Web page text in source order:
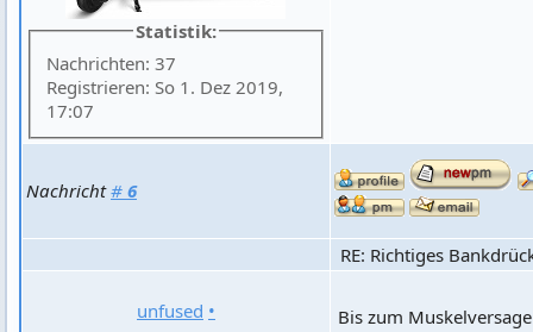
Statistik:
Nachrichten: 37
Registrieren: So 1. Dez 2019,
17:07
Nachricht# 6
RE: Richtiges
unfused •
Bis zum